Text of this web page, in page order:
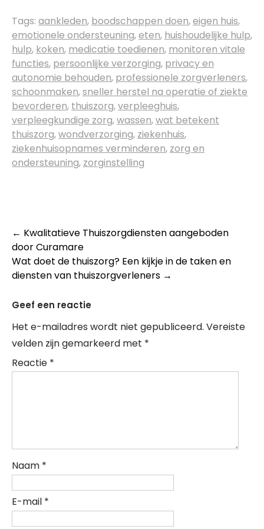
Tags: aankleden, boodschappen doen,eigen huis,
emotionele ondersteuning,eten, huishoudelijke hulp,
hulp, koken, medicatie toedienen, monitoren vitale
functies, persoonlijke verzorging, privacy en
autonomie behouden, professionele zorgverleners,
schoonmaken,sneller herstel na operatie of ziekte
bevorderen, thuiszorg,verpleeghuis,
verpleegkundige zorg,wassen,wat betekent
thuiszorg,wondverzorging, ziekenhuis,
ziekenhuisopnames verminderen, zorg en
ondersteuning, zorginstelling
Post
navigation
← Kwalitatieve Thuiszorgdiensten aangeboden
door Curamare
Wat doet de thuiszorg? Een kijkje in de taken en
diensten van thuiszorgverleners →
Geef een reactie
Het e-mailadres wordt niet gepubliceerd. Vereiste
velden zijn gemarkeerd met *
Reactie *
Naam *
E-mail *